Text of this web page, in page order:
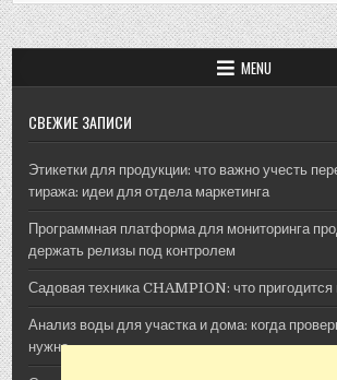
MENU
СВЕЖИЕ ЗАПИСИ
Этикетки для продукции: что важно учесть
тиража: идеи для отдела маркетинга
Программная платформа для мониторинга
держать релизы под контролем
Садовая техника CHAMPION: что пригодится
Анализ воды для участка и дома: когда
нужна